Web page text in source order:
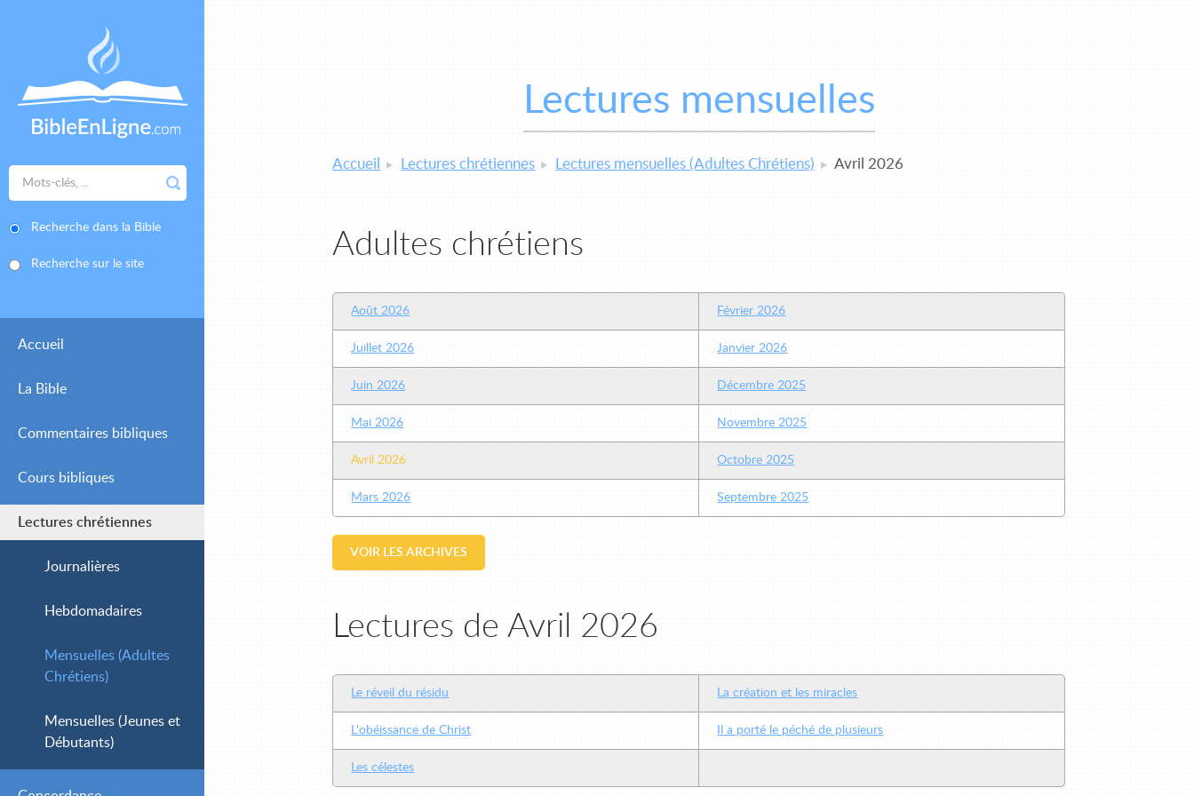
Recherche dans la Bible
Recherche sur le site
Accueil
La Bible
Commentaires bibliques
Simple
Intermédiaire
Avancé
Cours bibliques
Lectures chrétiennes
Journalières
Hebdomadaires
Mensuelles (Adultes
Chrétiens)
Mensuelles (Jeunes et
Débutants)
Lectures mensuelles
Accueil Lectures chrétiennes Lectures mensuelles (Adultes Chrétiens) Avril 2026
Adultes chrétiens
Août 2026 Février 2026
Juillet 2026 Janvier 2026
Juin 2026 Décembre 2025
Mai 2026 Novembre 2025
Avril 2026 Octobre 2025
Mars 2026 Septembre 2025
VOIR LES ARCHIVES
Lectures de Avril 2026
Le réveil du résidu La création et les miracles
L'obéissance de Christ Il a porté le péché de plusieurs
Les célestes